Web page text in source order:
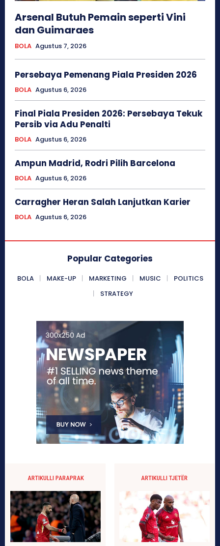
Arsenal Butuh Pemain seperti Vini
dan Guimaraes
BOLA Agustus 7, 2026
Persebaya Pemenang Piala Presiden 2026
BOLA Agustus 6, 2026
Final Piala Presiden 2026: Persebaya Tekuk
Persib via Adu Penalti
BOLA Agustus 6, 2026
Ampun Madrid, Rodri Pilih Barcelona
BOLA Agustus 6, 2026
Carragher Heran Salah Lanjutkan Karier
BOLA Agustus 6, 2026
Popular Categories
BOLA MAKE-UP MARKETING MUSIC
POLITICS
STRATEGY
ARTIKULLI PARAPRAK ARTIKULLI TJETËR